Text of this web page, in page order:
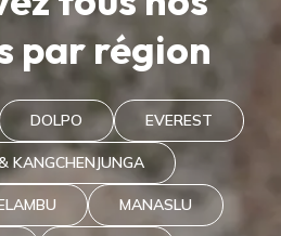
par région
DOLPO EVEREST
KANGCHENJUNGA
MANA​SLU